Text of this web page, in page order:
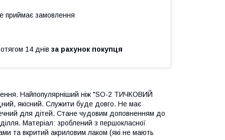
приймає замовлення
14 днів за рахунок покупця
Найпопулярніший ніж "SO-2 ТИЧКОВИЙ
якісний. Служити буде довго. Не має
для дітей. Стане чудовим доповненням до
Матеріал: зроблений з першокласної
та вкритий акриловим лаком (які не мають